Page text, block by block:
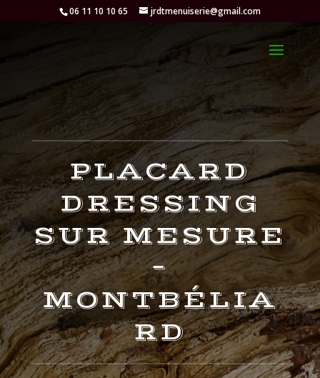
06 11 10 10 65 jrdtmenuiserie@gmail.com
PLACARD
DRESSING
SUR MESURE
–
MONTBÉLIA
RD